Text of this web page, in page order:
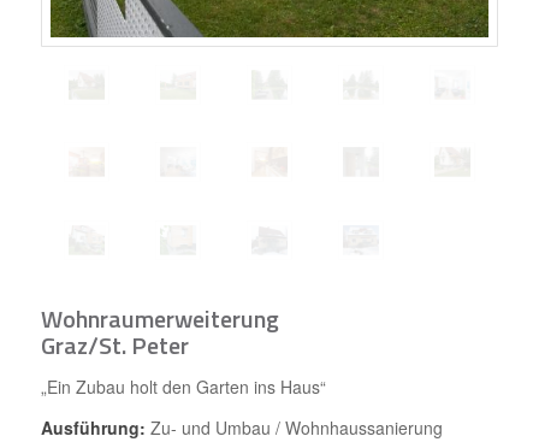
Wohnraumerweiterung
Graz/St. Peter
„Ein Zubau holt den Garten ins Haus“
Ausführung: Zu- und Umbau / Wohnhaussanierung